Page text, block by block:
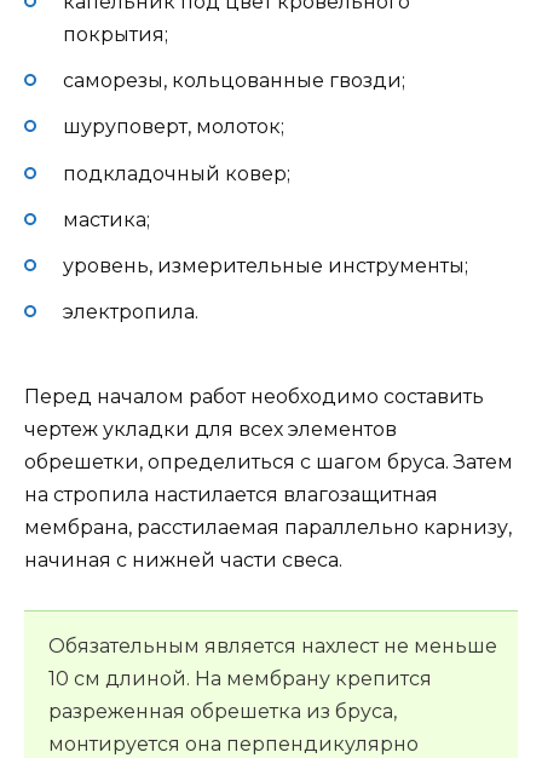
покрытия;
саморезы, кольцованные гвозди;
шуруповерт, молоток;
подкладочный ковер;
мастика;
уровень, измерительные инструменты;
электропила.
Перед началом работ необходимо составить
чертеж укладки для всех элементов
обрешетки, определиться с шагом бруса. Затем
на стропила настилается влагозащитная
мембрана, расстилаемая параллельно карнизу,
начиная с нижней части свеса.
Обязательным является нахлест не меньше
10 см длиной. На мембрану крепится
разреженная обрешетка из бруса,
монтируется она перпендикулярно